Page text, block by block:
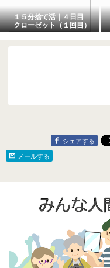
１５分捨て活｜４日目
クローゼット（１回目）
シェアする
メールする